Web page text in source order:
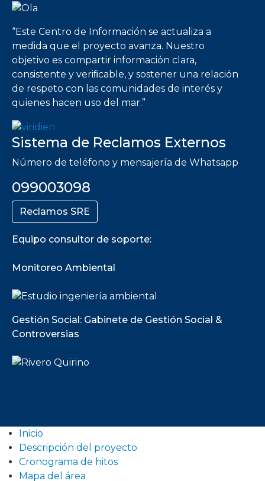
Imagen
“Este Centro de Información se actualiza a
medida que el proyecto avanza. Nuestro
objetivo es compartir información clara,
consistente y veriﬁcable, y sostener una relación
de respeto con las comunidades de interés y
quienes hacen uso del mar.”
Sistema de Reclamos Externos
Número de teléfono y mensajería de Whatsapp
099003098
Reclamos SRE
Equipo consultor de soporte:
Monitoreo Ambiental
Gestión Social: Gabinete de Gestión Social &
Controversias
Inicio
Descripción del proyecto
Cronograma de hitos
Mapa del área